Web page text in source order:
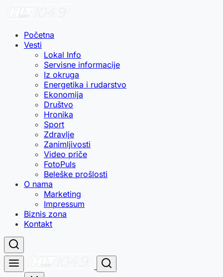
Početna
Vesti
Lokal Info
Servisne informacije
Iz okruga
Energetika i rudarstvo
Ekonomija
Društvo
Hronika
Sport
Zdravlje
Zanimljivosti
Video priče
FotoPuls
Beleške prošlosti
O nama
Marketing
Impressum
Biznis zona
Kontakt